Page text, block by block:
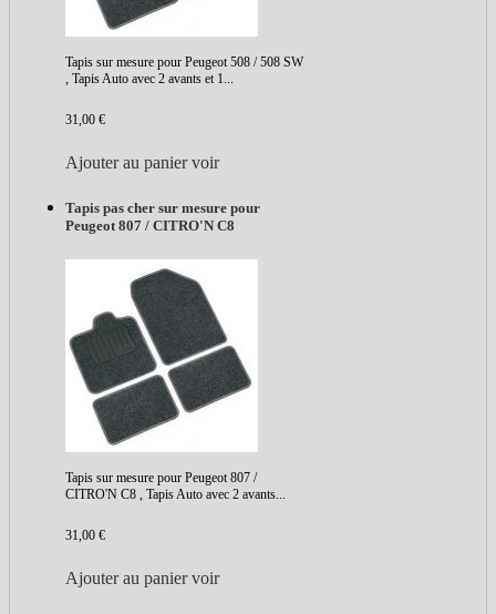
Tapis sur mesure pour Peugeot 508 / 508 SW
, Tapis Auto avec 2 avants et 1...
31,00 €
Ajouter au panier voir
Tapis pas cher sur mesure pour
Peugeot 807 / CITRO'N C8
Tapis sur mesure pour Peugeot 807 /
CITRO'N C8 , Tapis Auto avec 2 avants...
31,00 €
Ajouter au panier voir